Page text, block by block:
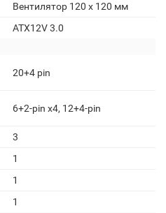
Вентилятор 120 x 120 мм
ATX12V 3.0
20+4 pin
6+2-pin x4, 12+4-pin
3
1
1
1